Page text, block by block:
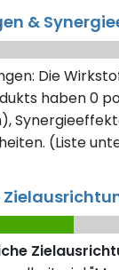
&
Die
haben 0
(Liste